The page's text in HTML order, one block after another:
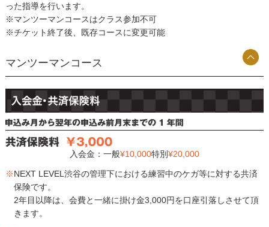
った指導を行います。
※マンツーマンコースはクラス参加不可
※チケット終了後、既存コースに変更可能
マンツーマンコース
入会金：一般¥10,000特別¥20,000
※NEXT LEVEL渋谷の管理下における練習中のケガ等に対する共済
保険です。
2年目以降は、会費と一緒に掛け金3,000円を口座引落しさせて頂
きます。